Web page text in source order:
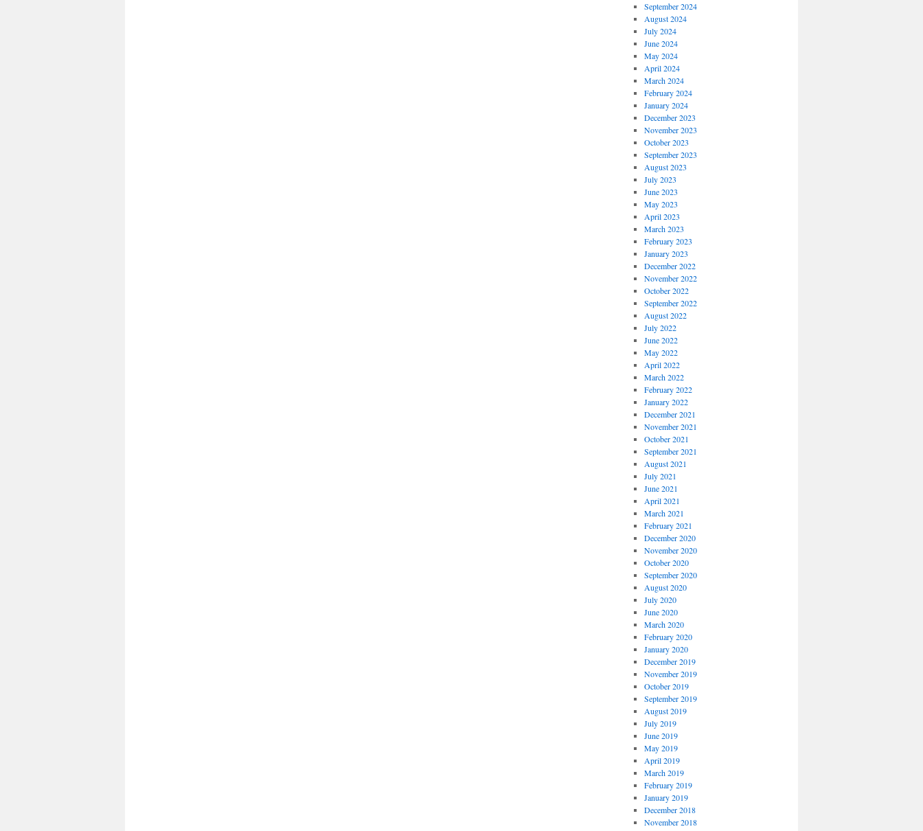
September 2024
August 2024
July 2024
June 2024
May 2024
April 2024
March 2024
February 2024
January 2024
December 2023
November 2023
October 2023
September 2023
August 2023
July 2023
June 2023
May 2023
April 2023
March 2023
February 2023
January 2023
December 2022
November 2022
October 2022
September 2022
August 2022
July 2022
June 2022
May 2022
April 2022
March 2022
February 2022
January 2022
December 2021
November 2021
October 2021
September 2021
August 2021
July 2021
June 2021
April 2021
March 2021
February 2021
December 2020
November 2020
October 2020
September 2020
August 2020
July 2020
June 2020
March 2020
February 2020
January 2020
December 2019
November 2019
October 2019
September 2019
August 2019
July 2019
June 2019
May 2019
April 2019
March 2019
February 2019
January 2019
December 2018
November 2018